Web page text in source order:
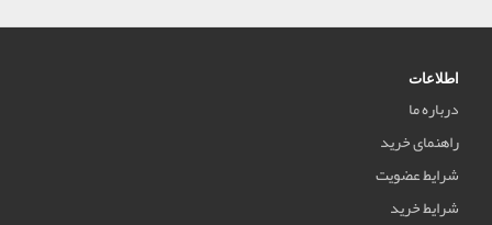
اطلاعات
درباره ما
راهنمای خرید
شرایط عضویت
شرایط خرید